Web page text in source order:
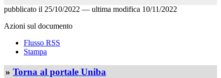
pubblicato il 25/10/2022 — ultima modifica 10/11/2022
Azioni sul documento
Flusso RSS
Stampa
» Torna al portale Uniba